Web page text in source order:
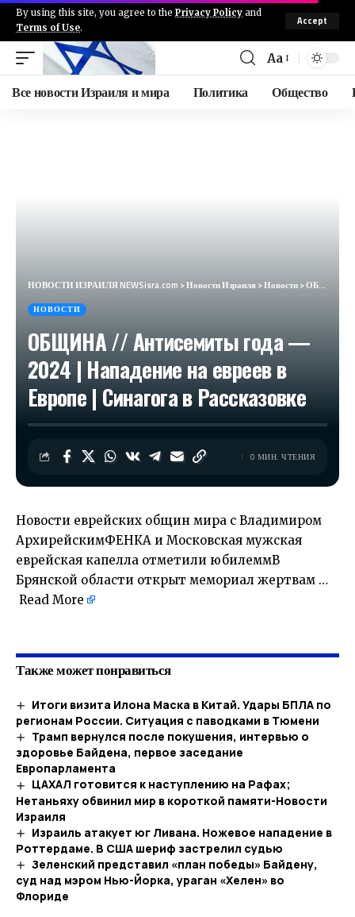
By using this site, you agree to the Privacy Policy and
Terms of Use.
Accept
Aa
Все новости Израиля и мира Политика Общество
НОВОСТИ ИЗРАИЛЯ NEWSisra.com >Новости Израиля>Новости>ОБЩИНА // Антисемиты года — 2024 | Нападение на евреев в Европе | Синагога в Рассказовке
НОВОСТИ
ОБЩИНА // Антисемиты года —
2024 | Нападение на евреев в
Европе | Синагога в Рассказовке
0 МИН. ЧТЕНИЯ
Новости еврейских общин мира с Владимиром
АрхирейскимФЕНКА и Московская мужская
еврейская капелла отметили юбилеммВ
Брянской области открыт мемориал жертвам …
Read More
Также может понравиться
Итоги визита Илона Маска в Китай. Удары БПЛА по
регионам России. Ситуация с паводками в Тюмени
Трамп вернулся после покушения, интервью о
здоровье Байдена, первое заседание
Европарламента
ЦАХАЛ готовится к наступлению на Рафах;
Нетаньяху обвинил мир в короткой памяти-Новости
Израиля
Израиль атакует юг Ливана. Ножевое нападение в
Роттердаме. В США шериф застрелил судью
Зеленский представил «план победы» Байдену,
суд над мэром Нью-Йорка, ураган «Хелен» во
Флориде